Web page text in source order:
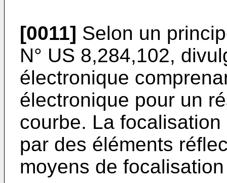
[0011] Selon un
N° US 8,284,102,
électronique
électronique pour un
courbe. La
par des éléments
moyens de